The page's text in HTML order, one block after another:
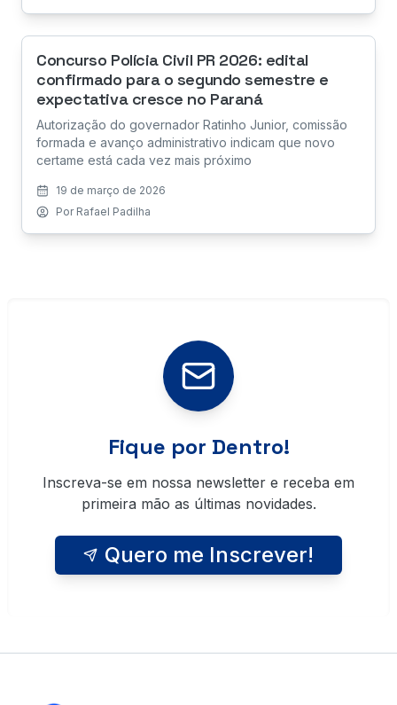
Concurso Polícia Civil PR 2026: edital
confirmado para o segundo semestre e
expectativa cresce no Paraná
Autorização do governador Ratinho Junior, comissão
formada e avanço administrativo indicam que novo
certame está cada vez mais próximo
19 de março de 2026
Por Rafael Padilha
Fique por Dentro!
Inscreva-se em nossa newsletter e receba em
primeira mão as últimas novidades.
Quero me Inscrever!